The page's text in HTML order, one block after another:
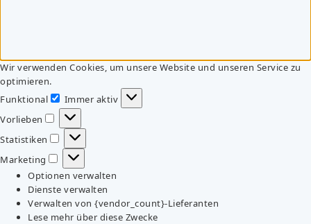
Wir verwenden Cookies, um unsere Website und unseren Service zu
optimieren.
Funktional
Funktional
Immer aktiv
Vorlieben
Vorlieben
Statistiken
Statistiken
Marketing
Marketing
Optionen verwalten
Dienste verwalten
Verwalten von {vendor_count}-Lieferanten
Lese mehr über diese Zwecke